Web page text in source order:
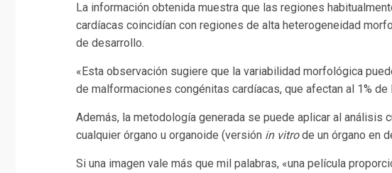
La información obtenida muestra que las regiones
cardíacas coincidían con regiones de alta heterogeneidad
de desarrollo.
«Esta observación sugiere que la variabilidad morfológica
de malformaciones congénitas cardíacas, que afectan al 1%
Además, la metodología generada se puede aplicar al análisis
cualquier órgano u organoide (versión in vitrode un órgano en
Si una imagen vale más que mil palabras, «una película